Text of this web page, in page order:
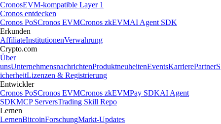
CronosEVM-kompatible Layer 1
Cronos entdecken
Cronos PoSCronos EVMCronos zkEVMAI Agent SDK
Erkunden
AffiliateInstitutionenVerwahrung
Crypto.com
Über
unsUnternehmensnachrichtenProduktneuheitenEventsKarrierePartnerS
icherheitLizenzen & Registrierung
Entwickler
Cronos PoSCronos EVMCronos zkEVMPay SDKAI Agent
SDKMCP ServersTrading Skill Repo
Lernen
LernenBitcoinForschungMarkt-Updates